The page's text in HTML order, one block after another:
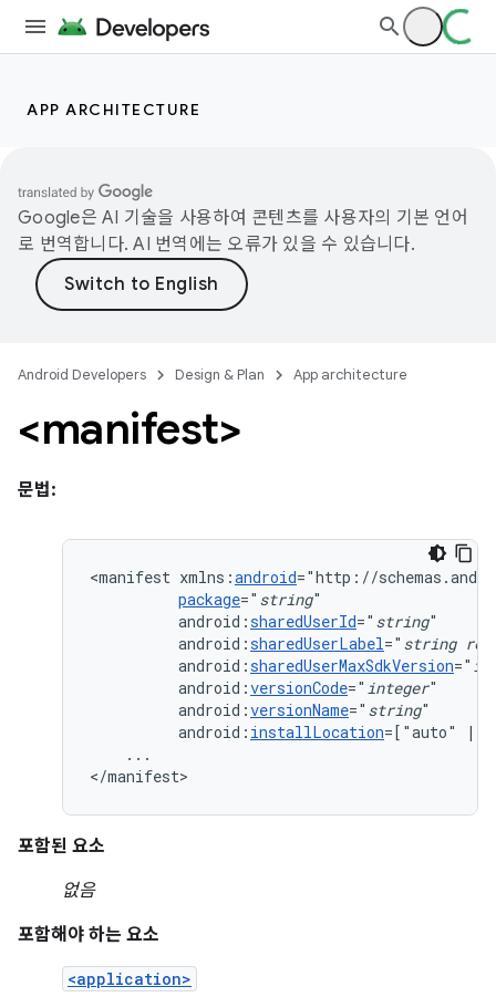
APP ARCHITECTURE
Google은 AI 기술을 사용하여 콘텐츠를 사용자의 기본 언어
로 번역합니다. AI 번역에는 오류가 있을 수 있습니다.
Android Developers Design & Plan App architecture
<manifest>
문법:
<manifest xmlns:android
package=" string
android:sharedUserId=" string
android:sharedUserLabel=" string
android:sharedUserMaxSdkVersion="
android:versionCode=" integer
android:versionName=" string
android: installLocation=["auto" |
...
</manifest>
포함된 요소
없음
포함해야 하는 요소
<application>